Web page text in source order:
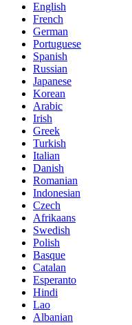
English
French
German
Portuguese
Spanish
Russian
Japanese
Korean
Arabic
Irish
Greek
Turkish
Italian
Danish
Romanian
Indonesian
Czech
Afrikaans
Swedish
Polish
Basque
Catalan
Esperanto
Hindi
Lao
Albanian